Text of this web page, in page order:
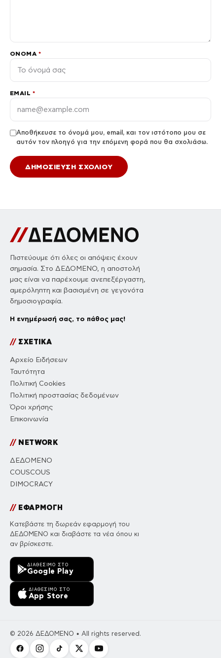
ΌΝΟΜΑ *
EMAIL *
Αποθήκευσε το όνομά μου, email, και τον ιστότοπο μου σε
αυτόν τον πλοηγό για την επόμενη φορά που θα σχολιάσω.
Πιστεύουμε ότι όλες οι απόψεις έχουν
σημασία. Στο ΔΕΔΟΜΕΝΟ, η αποστολή
μας είναι να παρέχουμε ανεπεξέργαστη,
αμερόληπτη και βασισμένη σε γεγονότα
δημοσιογραφία.
Η ενημέρωσή σας, το πάθος μας!
//ΣΧΕΤΙΚΑ
Αρχείο Ειδήσεων
Ταυτότητα
Πολιτική Cookies
Πολιτική προστασίας δεδομένων
Όροι χρήσης
Επικοινωνία
//NETWORK
ΔΕΔΟΜΕΝΟ
COUSCOUS
DIMOCRACY
//ΕΦΑΡΜΟΓΗ
Κατεβάστε τη δωρεάν εφαρμογή του
ΔΕΔΟΜΕΝΟ και διαβάστε τα νέα όπου κι
αν βρίσκεστε.
ΔΙΑΘΈΣΙΜΟ ΣΤΟ
Google Play
ΔΙΑΘΈΣΙΜΟ ΣΤΟ
App Store
© 2026 ΔΕΔΟΜΕΝΟ • All rights reserved.